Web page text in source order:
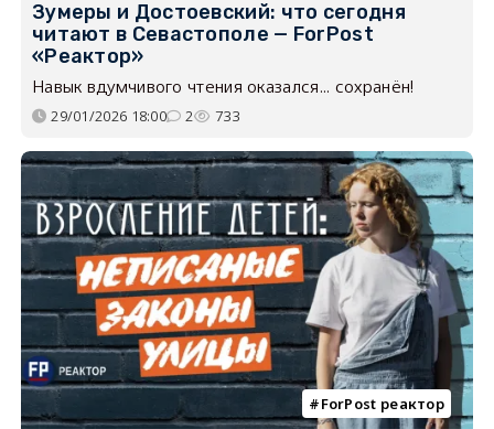
Зумеры и Достоевский: что сегодня
читают в Севастополе — ForPost
«Реактор»
Навык вдумчивого чтения оказался... сохранён!
29/01/2026 18:00 2 733
ForPost реактор